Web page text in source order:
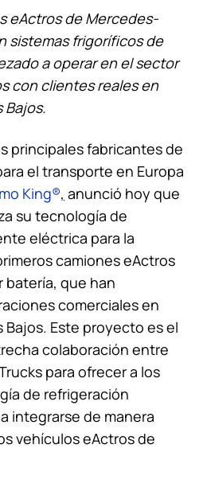
eActros de Mercedes-
sistemas frigoríficos de
a operar en el sector
con clientes reales en
Bajos.
principales fabricantes de
el transporte en Europa
King®, anunció hoy que
su tecnología de
eléctrica para la
camiones eActros
batería, que han
comerciales en
Bajos. Este proyecto es el
colaboración entre
para ofrecer a los
de refrigeración
integrarse de manera
vehículos eActros de